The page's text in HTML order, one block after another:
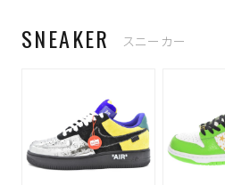
SNEAKER スニーカー